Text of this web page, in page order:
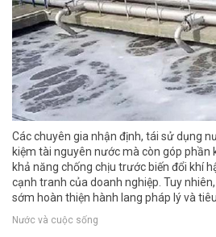
Các chuyên gia nhận định, tái sử dụng
kiệm tài nguyên nước mà còn góp phần
khả năng chống chịu trước biến đổi khí
cạnh tranh của doanh nghiệp. Tuy
sớm hoàn thiện hành lang pháp lý và
Nước và cuộc sống